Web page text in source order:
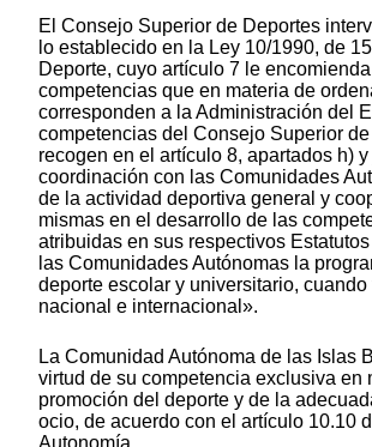
El Consejo Superior de Deportes
lo establecido en la Ley 10/1990, de
Deporte, cuyo artículo 7 le
competencias que en materia de
corresponden a la Administración del
competencias del Consejo Superior
recogen en el artículo 8, apartados h) y
coordinación con las Comunidades
de la actividad deportiva general y
mismas en el desarrollo de las
atribuidas en sus respectivos
las Comunidades Autónomas la
deporte escolar y universitario,
nacional e internacional».
La Comunidad Autónoma de las Islas
virtud de su competencia exclusiva en
promoción del deporte y de la
ocio, de acuerdo con el artículo 10.10
Autonomía.